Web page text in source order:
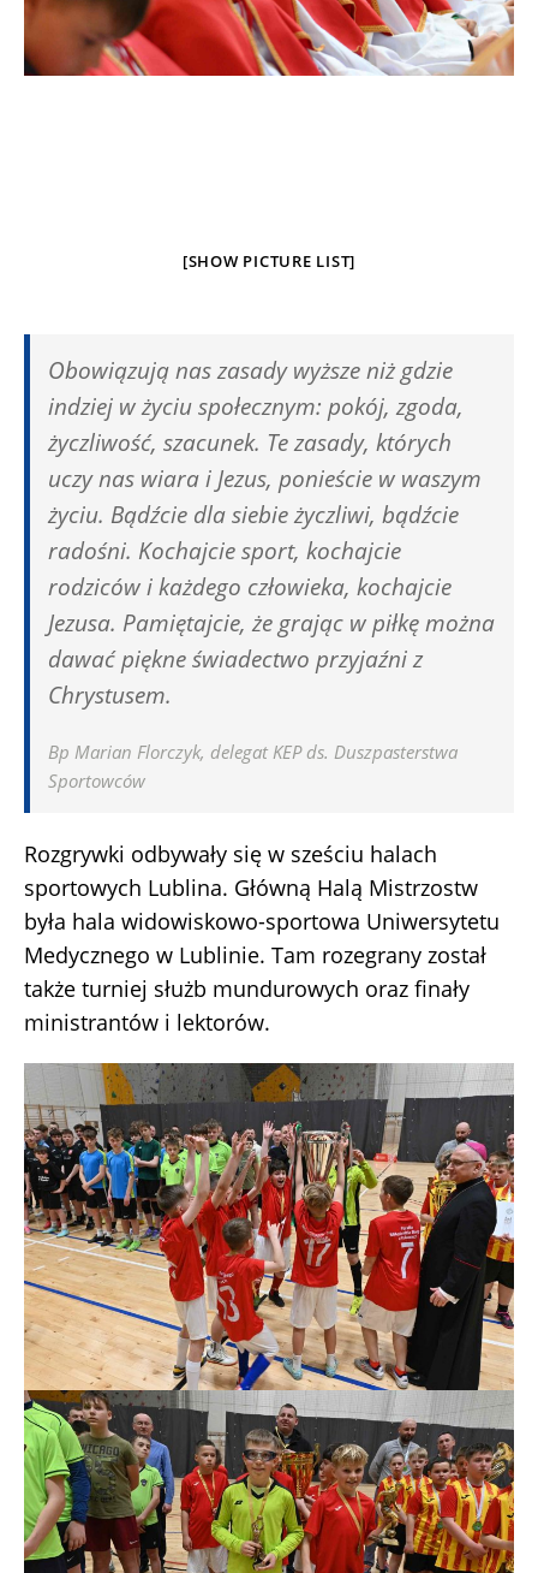
[SHOW PICTURE LIST]
Obowiązują nas zasady wyższe niż gdzie
indziej w życiu społecznym: pokój, zgoda,
życzliwość, szacunek. Te zasady, których
uczy nas wiara i Jezus, ponieście w waszym
życiu. Bądźcie dla siebie życzliwi, bądźcie
radośni. Kochajcie sport, kochajcie
rodziców i każdego człowieka, kochajcie
Jezusa. Pamiętajcie, że grając w piłkę można
dawać piękne świadectwo przyjaźni z
Chrystusem.
Bp Marian Florczyk, delegat KEP ds. Duszpasterstwa
Sportowców
Rozgrywki odbywały się w sześciu halach
sportowych Lublina. Główną Halą Mistrzostw
była hala widowiskowo-sportowa Uniwersytetu
Medycznego w Lublinie. Tam rozegrany został
także turniej służb mundurowych oraz finały
ministrantów i lektorów.